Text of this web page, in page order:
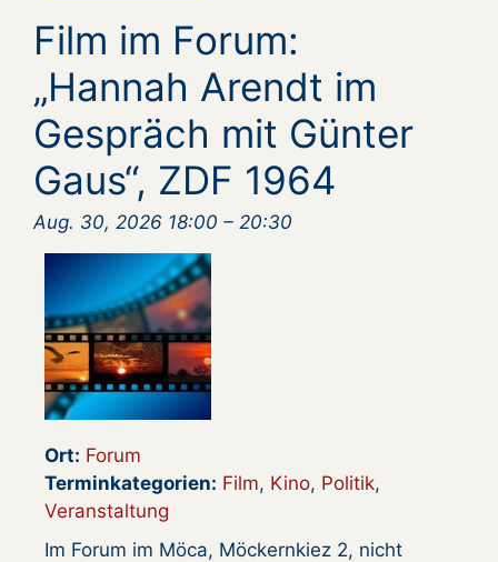
Film im Forum:
„Hannah Arendt im
Gespräch mit Günter
Gaus“, ZDF 1964
Aug. 30, 2026 18:00 – 20:30
Ort: Forum
Terminkategorien: Film, Kino, Politik,
Veranstaltung
Im Forum im Möca, Möckernkiez 2, nicht